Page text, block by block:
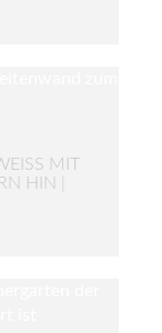
MIT S
HIN | I